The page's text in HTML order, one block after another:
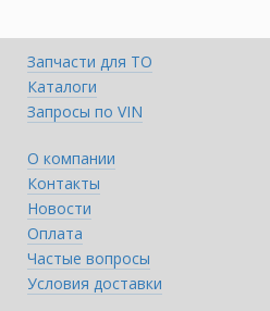
Запчасти для ТО
Каталоги
Запросы по VIN
О компании
Контакты
Новости
Оплата
Частые вопросы
Условия доставки